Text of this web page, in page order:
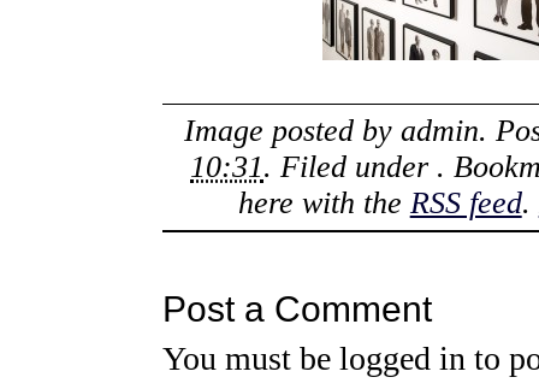
Image posted byadmin.
10:31. Filed under .
here with the RSS feed.
Post a Comment
You must be logged in to